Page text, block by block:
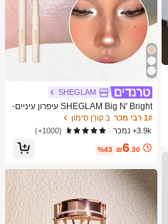
SHEGLAM
SHEGLAM Big N' Bright עיפרון עיניים-
Frost מותג יופי קוסמטיקה איפור לנשים ו
לנערות
1# רבי מכר
ב קוֹרֵן סימון
3.9k+ נמכר
(1000+)
₪6.30
%43